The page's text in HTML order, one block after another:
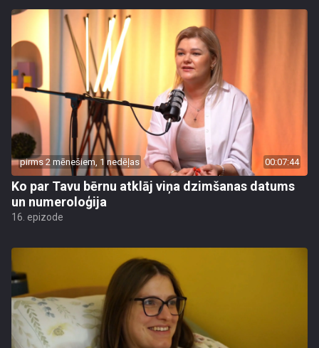
pirms 2 mēnešiem, 1 nedēļas 00:07:44
Ko par Tavu bērnu atklāj viņa dzimšanas datums
un numeroloģija
16. epizode